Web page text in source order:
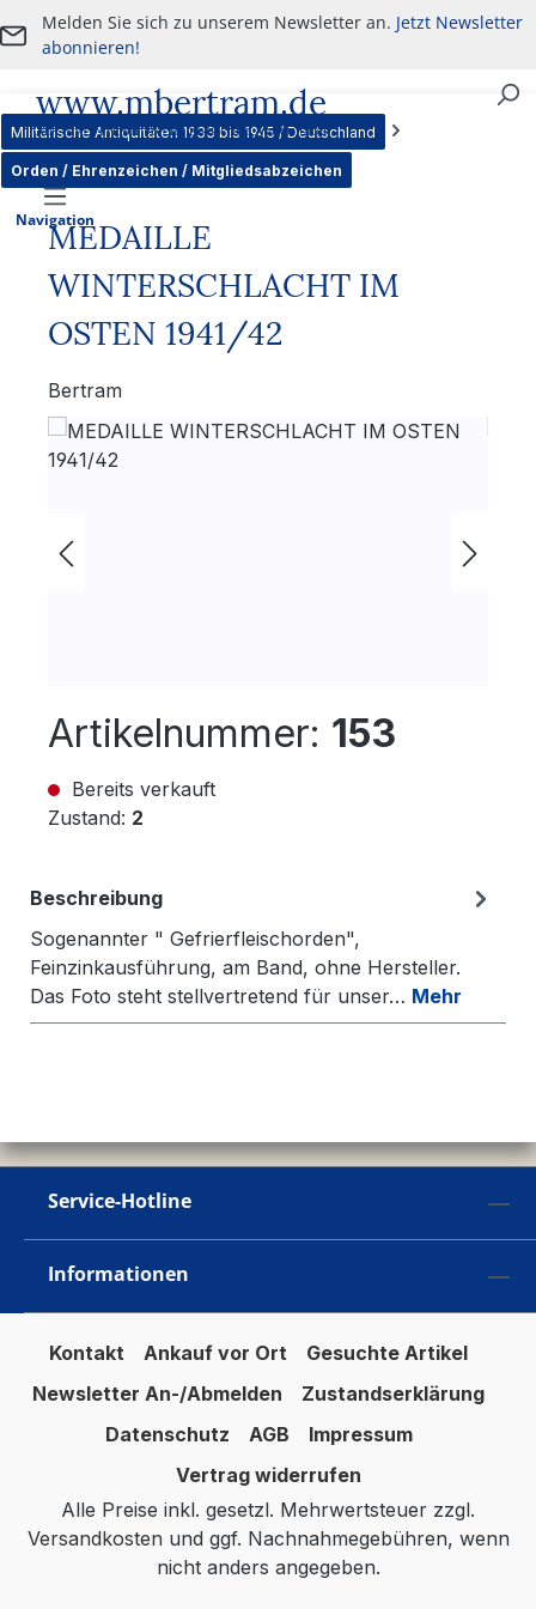
Zum Hauptinhalt springen
Melden Sie sich zu unserem Newsletter an. Jetzt Newsletter
abonnieren!
www.mbertram.de
An- und Verkauf von militärischen Antiquitäten
Navigation
Militärische Antiquitäten 1933 bis 1945 / Deutschland
Orden / Ehrenzeichen / Mitgliedsabzeichen
MEDAILLE
WINTERSCHLACHT IM
OSTEN 1941/42
Bertram
Bildergalerie überspringen
Artikelnummer: 153
Bereits verkauft
Zustand: 2
Beschreibung
Sogenannter " Gefrierfleischorden",
Feinzinkausführung, am Band, ohne Hersteller.
Das Foto steht stellvertretend für unser… Mehr
Service-Hotline
Informationen
Kontakt Ankauf vor Ort
Gesuchte Artikel
Newsletter An-/Abmelden
Zustandserklärung
Datenschutz
AGB
Impressum
Vertrag widerrufen
Alle Preise inkl. gesetzl. Mehrwertsteuer zzgl.
Versandkosten und ggf. Nachnahmegebühren, wenn
nicht anders angegeben.